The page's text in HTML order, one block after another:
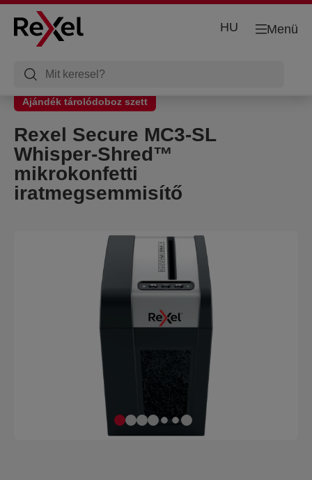
Menü
HU
Ajándék tárolódoboz szett
Rexel Secure MC3-SL
Whisper-Shred™
mikrokonfetti
iratmegsemmisítő